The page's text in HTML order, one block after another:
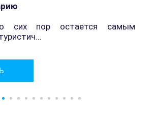
сих пор остается самым